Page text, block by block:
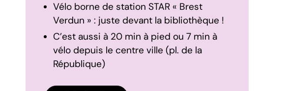
Vélo borne de station STAR « Brest
Verdun » : juste devant la bibliothèque !
C’est aussi à 20 min à pied ou 7 min à
vélo depuis le centre ville (pl. de la
République)